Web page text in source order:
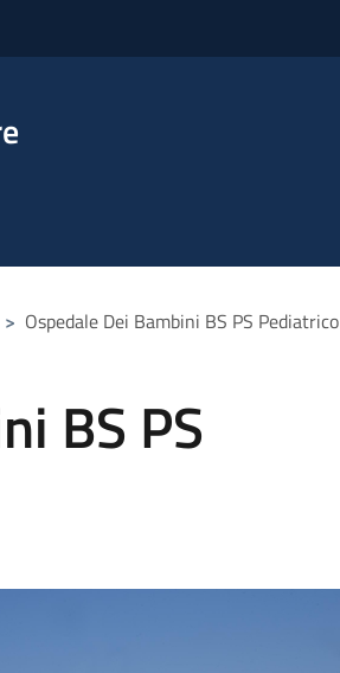
> Ospedale Dei Bambini BS PS Pediatrico
BS PS